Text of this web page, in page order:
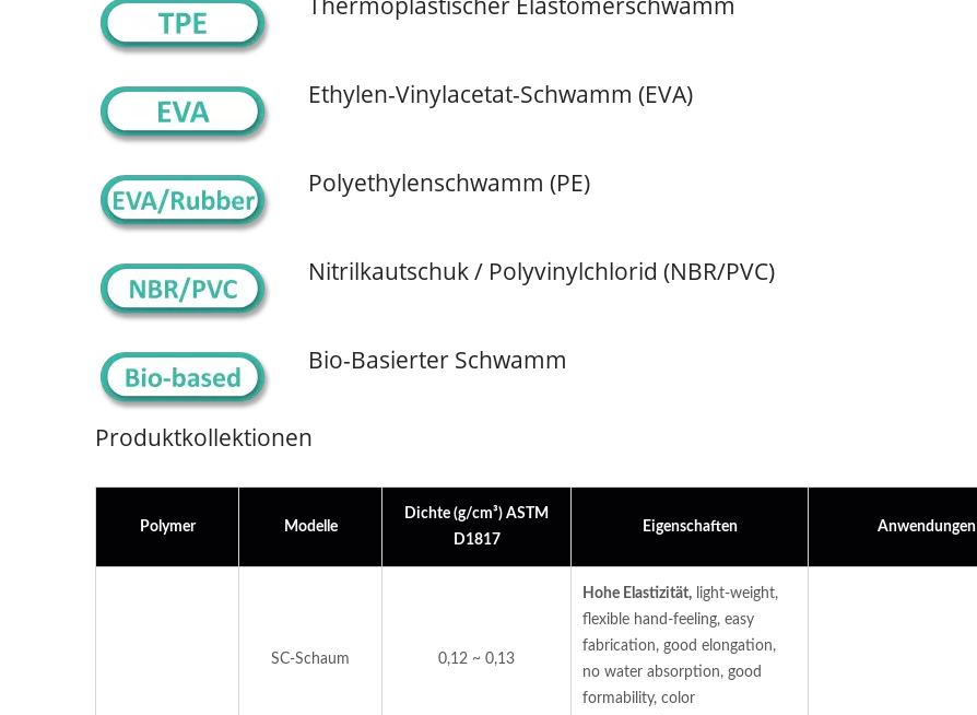
Ethylen-Vinylacetat-Schwamm (EVA)
Polyethylenschwamm (PE)
Nitrilkautschuk / Polyvinylchlorid (NBR/PVC)
Bio-Basierter Schwamm
Produktkollektionen
Polymer Modelle
Dichte (g/cm³) ASTM
D1817
Eigenschaften Anwendungen
SC-Schaum 0,12 ~ 0,13
Hohe Elastizität, light-weight,
flexible hand-feeling, easy
fabrication, good elongation,
no water absorption, good
formability, color
ISO 27001